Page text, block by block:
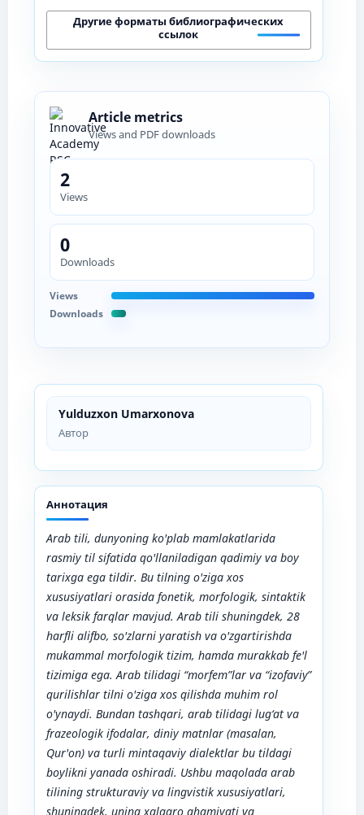
Yulduzxon Umarxonova
Автор
Аннотация
Arab tili, dunyoning ko'plab mamlakatlarida
rasmiy til sifatida qo'llaniladigan qadimiy va boy
tarixga ega tildir. Bu tilning o'ziga xos
xususiyatlari orasida fonetik, morfologik, sintaktik
va leksik farqlar mavjud. Arab tili shuningdek, 28
harfli alifbo, so'zlarni yaratish va o'zgartirishda
mukammal morfologik tizim, hamda murakkab fe'l
tizimiga ega. Arab tilidagi “morfem”lar va “izofaviy”
qurilishlar tilni o'ziga xos qilishda muhim rol
o'ynaydi. Bundan tashqari, arab tilidagi lug‘at va
frazeologik ifodalar, diniy matnlar (masalan,
Qur'on) va turli mintaqaviy dialektlar bu tildagi
boylikni yanada oshiradi. Ushbu maqolada arab
tilining strukturaviy va lingvistik xususiyatlari,
shuningdek, uning xalqaro ahamiyati va
Другие форматы библиографических
ссылок
Article metrics
Views and PDF downloads
2
Views
0
Downloads
Views
Downloads